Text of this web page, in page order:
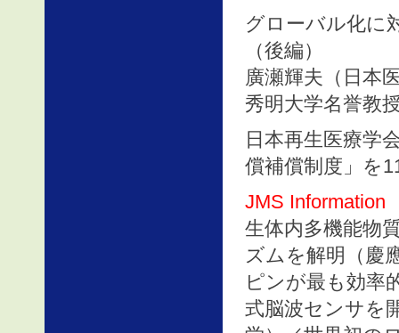
グローバル化に
（後編）
廣瀬輝夫（日本
秀明大学名誉教
日本再生医療学
償補償制度」を
JMS Information
生体内多機能物
ズムを解明（慶
ピンが最も効率
式脳波センサを